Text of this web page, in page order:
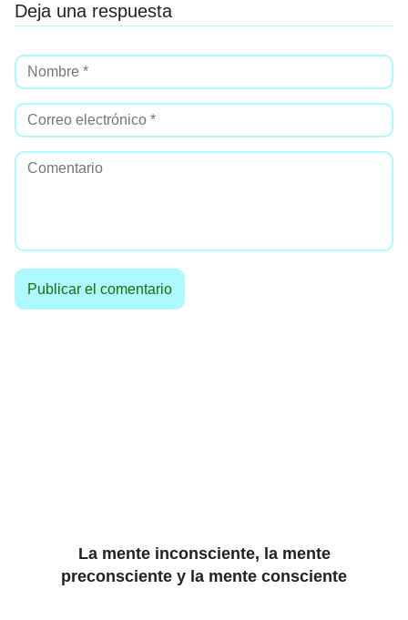
Deja una respuesta
La mente inconsciente, la mente
preconsciente y la mente consciente